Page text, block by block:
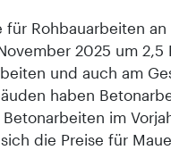
für Rohbauarbeiten
2025 um
und auch am
haben
Betonarbeiten im
die Preise für